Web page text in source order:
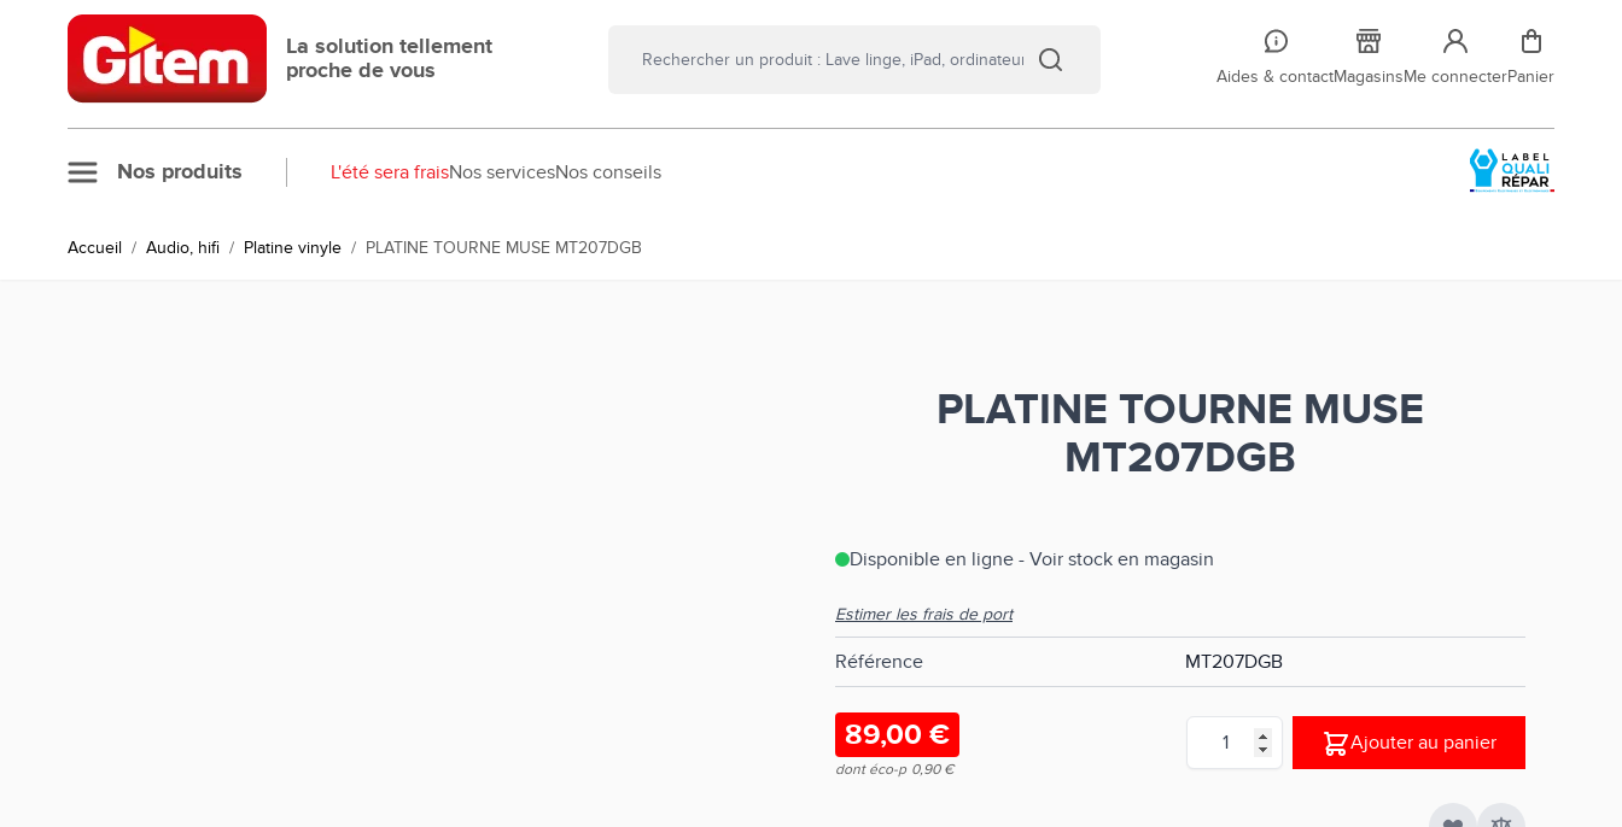
Allez au contenu
La solution tellement
proche de vous
Aides & contactMagasinsMe connecterPanier
Nos produits L'été sera fraisNos servicesNos conseils
Accueil / Audio, hifi / Platine vinyle / PLATINE TOURNE MUSE MT207DGB
PLATINE TOURNE MUSE
MT207DGB
Disponible en ligne - Voir stock en magasin
Estimer les frais de port
Référence MT207DGB
89,00 €
dont éco-p 0,90 €
Quantité
Ajouter au panier